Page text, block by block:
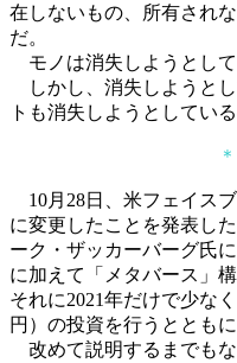
在しないもの、所有され
だ。
モノは消失しようとして
しかし、消失しようと
トも消失しようとしてい
10月28日、米フェイス
に変更したことを発表し
ーク・ザッカーバーグ氏
に加えて「メタバース」
それに2021年だけで少な
円）の投資を行うととも
改めて説明するまでもな